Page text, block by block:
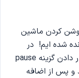
کردن ماشین
شده ایم! در
ماشین لباسشویی 9 کیلویی 242 با فشار دادن گزینه pause
و پس از اضافه